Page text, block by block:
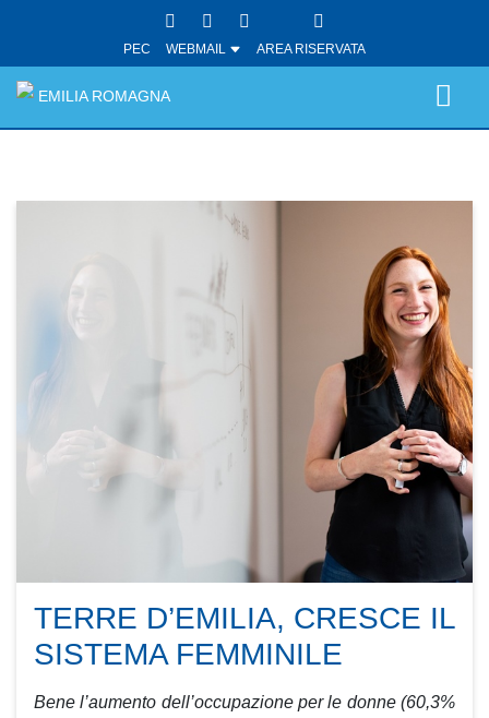
PEC WEBMAIL AREA RISERVATA
EMILIA ROMAGNA
TERRE D’EMILIA, CRESCE IL
SISTEMA FEMMINILE
Bene l’aumento dell’occupazione per le donne (60,3%